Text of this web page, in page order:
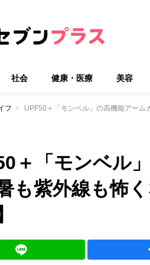
社会 健康・医療 美容
フ UPF50＋「モンベル」の高機能アーム
＋「モンベル
も紫外線も怖